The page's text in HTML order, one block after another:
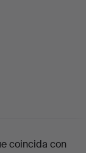
coincida con